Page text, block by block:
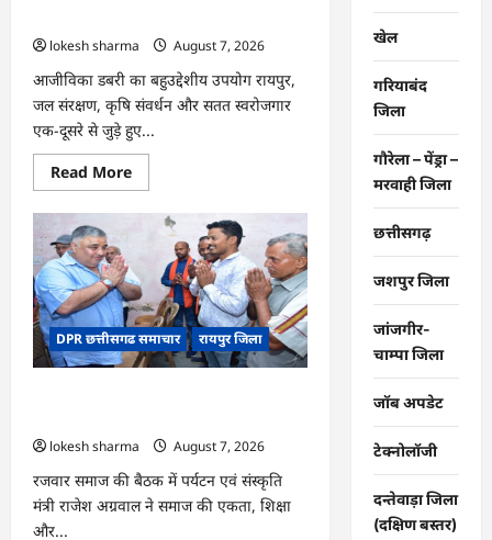
lokesh sharma
August 7, 2026
आजीविका डबरी का बहुउद्देशीय उपयोग रायपुर,
जल संरक्षण, कृषि संवर्धन और सतत स्वरोजगार
एक-दूसरे से जुड़े हुए...
Read MoreRead
more
CG
संरक्षण
से
बदला
जीवन
:
धमतरी
के
भोथापारा
आर्थिक
का
नया
आधार
DPR छत्तीसगढ समाचार रायपुर जिला
lokesh sharma
August 7, 2026
रजवार समाज की बैठक में पर्यटन एवं संस्कृति
मंत्री राजेश अग्रवाल ने समाज की एकता, शिक्षा
और...
खेल
गरियाबंद
जिला
गौरेला – पेंड्रा –
मरवाही जिला
छत्तीसगढ़
जशपुर जिला
जांजगीर-
चाम्पा जिला
जॉब अपडेट
टेक्नोलॉजी
दन्तेवाड़ा जिला
(दक्षिण बस्तर)